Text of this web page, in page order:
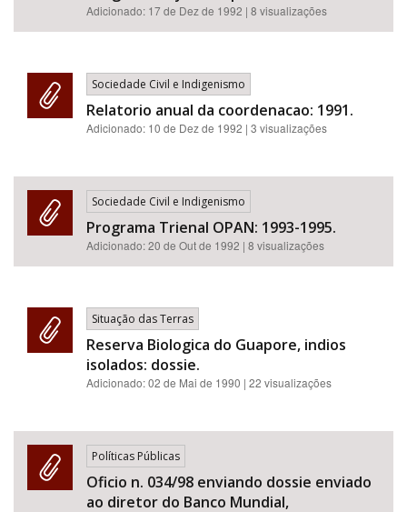
Adicionado: 17 de Dez de 1992 | 8 visualizações
Sociedade Civil e Indigenismo
Relatorio anual da coordenacao: 1991.
Adicionado: 10 de Dez de 1992 | 3 visualizações
Sociedade Civil e Indigenismo
Programa Trienal OPAN: 1993-1995.
Adicionado:20 de Out de 1992 | 8 visualizações
Situação das Terras
Reserva Biologica do Guapore, indios
isolados: dossie.
Adicionado:02 de Mai de 1990 | 22 visualizações
Políticas Públicas
Oficio n. 034/98 enviando dossie enviado
ao diretor do Banco Mundial,